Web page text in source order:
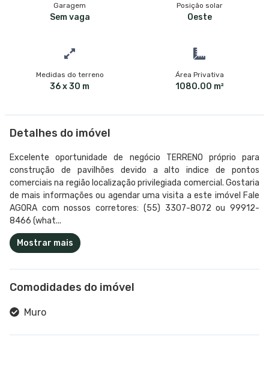
Garagem
Sem vaga
Posição solar
Oeste
Medidas do terreno
36 x 30 m
Área Privativa
1080.00 m²
Detalhes do imóvel
Excelente oportunidade de negócio TERRENO próprio para
construção de pavilhões devido a alto indice de pontos
comerciais na região localização privilegiada comercial. Gostaria
de mais informações ou agendar uma visita a este imóvel Fale
AGORA com nossos corretores: (55) 3307-8072 ou 99912-
8466 (what...
Mostrar mais
Comodidades do imóvel
Muro